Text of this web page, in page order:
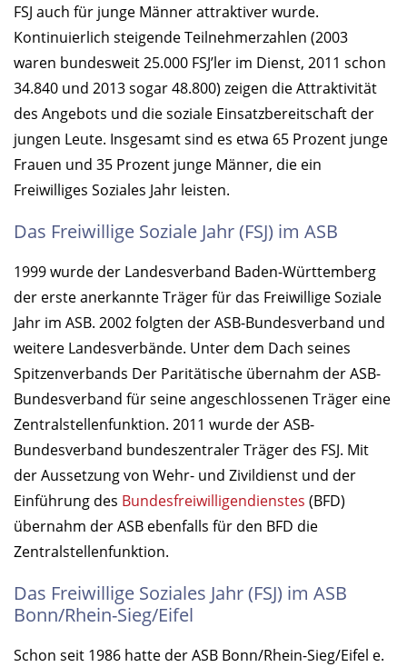
FSJ auch für junge Männer attraktiver wurde.
Kontinuierlich steigende Teilnehmerzahlen (2003
waren bundesweit 25.000 FSJ’ler im Dienst, 2011 schon
34.840 und 2013 sogar 48.800) zeigen die Attraktivität
des Angebots und die soziale Einsatzbereitschaft der
jungen Leute. Insgesamt sind es etwa 65 Prozent junge
Frauen und 35 Prozent junge Männer, die ein
Freiwilliges Soziales Jahr leisten.
Das Freiwillige Soziale Jahr (FSJ) im ASB
1999 wurde der Landesverband Baden-Württemberg
der erste anerkannte Träger für das Freiwillige Soziale
Jahr im ASB. 2002 folgten der ASB-Bundesverband und
weitere Landesverbände. Unter dem Dach seines
Spitzenverbands Der Paritätische übernahm der ASB-
Bundesverband für seine angeschlossenen Träger eine
Zentralstellenfunktion. 2011 wurde der ASB-
Bundesverband bundeszentraler Träger des FSJ. Mit
der Aussetzung von Wehr- und Zivildienst und der
Einführung des Bundesfreiwilligendienstes (BFD)
übernahm der ASB ebenfalls für den BFD die
Zentralstellenfunktion.
Das Freiwillige Soziales Jahr (FSJ) im ASB
Bonn/Rhein-Sieg/Eifel
Schon seit 1986 hatte der ASB Bonn/Rhein-Sieg/Eifel e.